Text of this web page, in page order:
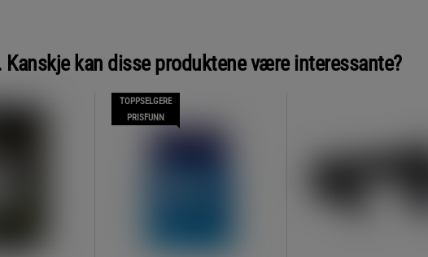
kan disse produktene være interessante?
TOPPSELGERE
PRISFUNN